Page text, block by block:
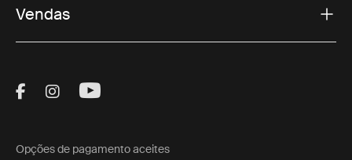
Vendas
Visit Thule on Facebook (external link)
Visit Thule on Instagram (external link)
Visit Thule on Youtube (external
Opções de pagamento aceites